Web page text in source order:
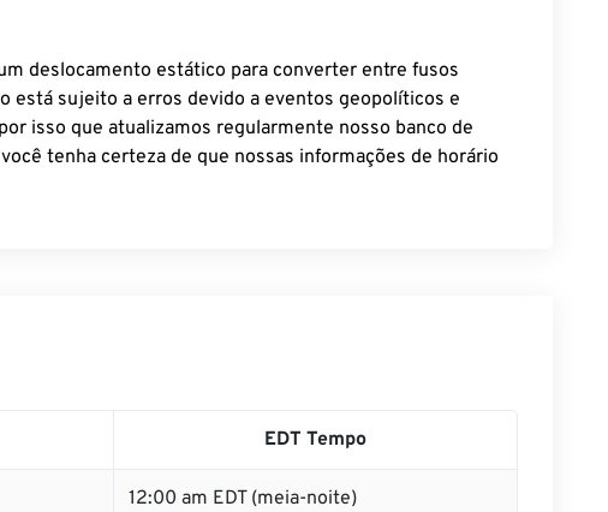
deslocamento estático para converter entre fusos
está sujeito a erros devido a eventos geopolíticos e
isso que atualizamos regularmente nosso banco de
tenha certeza de que nossas informações de horário
EDT Tempo
12:00 am EDT (meia-noite)